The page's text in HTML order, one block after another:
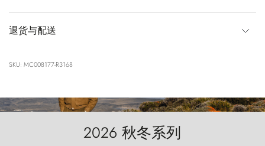
退货与配送
SKU: MC008177-R3168
2026 秋冬系列